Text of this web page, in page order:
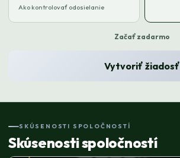
Ako kontrolovať odosielanie
Začať zadarmo
Vytvoriť žiadosť
SKÚSENOSTI SPOLOČNOSTÍ
Skúsenosti spoločností